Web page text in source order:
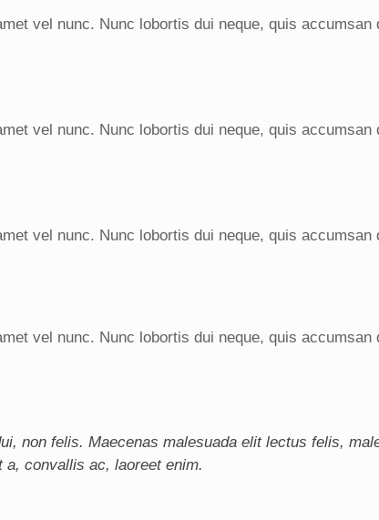
vel nunc. Nunc lobortis dui neque, quis accumsan
vel nunc. Nunc lobortis dui neque, quis accumsan
vel nunc. Nunc lobortis dui neque, quis accumsan
vel nunc. Nunc lobortis dui neque, quis accumsan
non felis. Maecenas malesuada elit lectus felis,
convallis ac, laoreet enim.